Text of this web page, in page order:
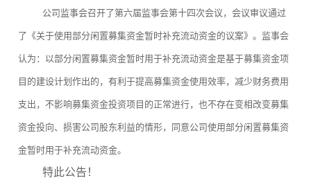
公司监事会召开了第六届监事会第十四次会议，会议审议通过
了《关于使用部分闲置募集资金暂时补充流动资金的议案》。监事会
认为：以部分闲置募集资金暂时用于补充流动资金是基于募集资金项
目的建设计划作出的，有利于提高募集资金使用效率，减少财务费用
支出，不影响募集资金投资项目的正常进行，也不存在变相改变募集
资金投向、损害公司股东利益的情形，同意公司使用部分闲置募集资
金暂时用于补充流动资金。
特此公告！